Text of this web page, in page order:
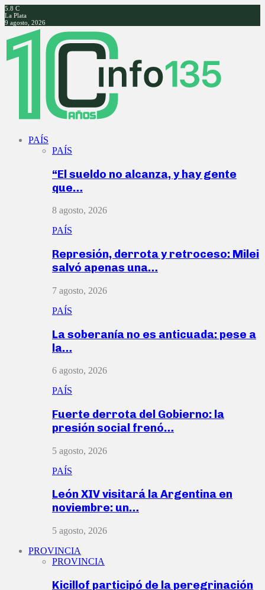
5.8 C
La Plata
9 agosto, 2026
Facebook
Twitter
Instagram
Youtube
PAÍS
PAÍS
“El sueldo no alcanza, y hay gente
que…
8 agosto, 2026
PAÍS
Represión, derrota y retroceso: Milei
salvó apenas una…
7 agosto, 2026
PAÍS
La soberanía no es anticuada: pese a
la…
6 agosto, 2026
PAÍS
Fuerte derrota del Gobierno: la
presión social frenó…
5 agosto, 2026
PAÍS
León XIV visitará la Argentina en
noviembre: un…
5 agosto, 2026
PROVINCIA
PROVINCIA
Kicillof participó de la peregrinación